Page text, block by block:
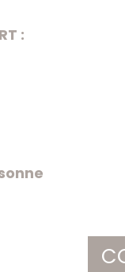
: